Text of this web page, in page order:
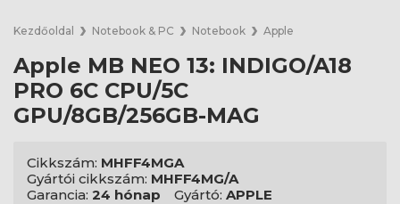
Kezdőoldal Notebook & PC Notebook Apple
Apple MB NEO 13: INDIGO/A18
PRO 6C CPU/5C
GPU/8GB/256GB-MAG
Cikkszám: MHFF4MGA
Gyártói cikkszám: MHFF4MG/A
Garancia: 24 hónap Gyártó: APPLE